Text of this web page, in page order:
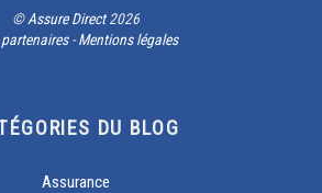
©Assure Direct2026
-Mentions légales
DU BLOG
Assurance